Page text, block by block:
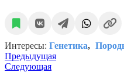
Интересы: Генетика
Предыдущая
Следующая